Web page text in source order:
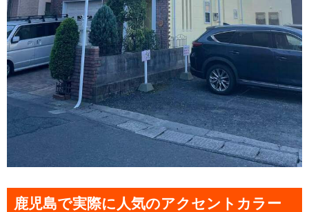
鹿児島で実際に人気のアクセントカラー